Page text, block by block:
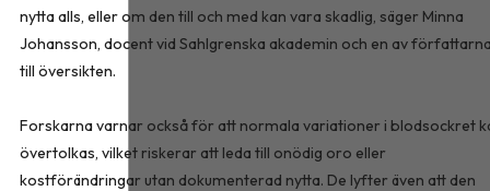
nytta alls, eller om den till och med kan vara skadlig, säger Minna
Johansson, docent vid Sahlgrenska akademin och en av
till översikten.
Forskarna varnar också för att normala variationer i blodsockret
övertolkas, vilket riskerar att leda till onödig oro eller
kostförändringar utan dokumenterad nytta. De lyfter även att den